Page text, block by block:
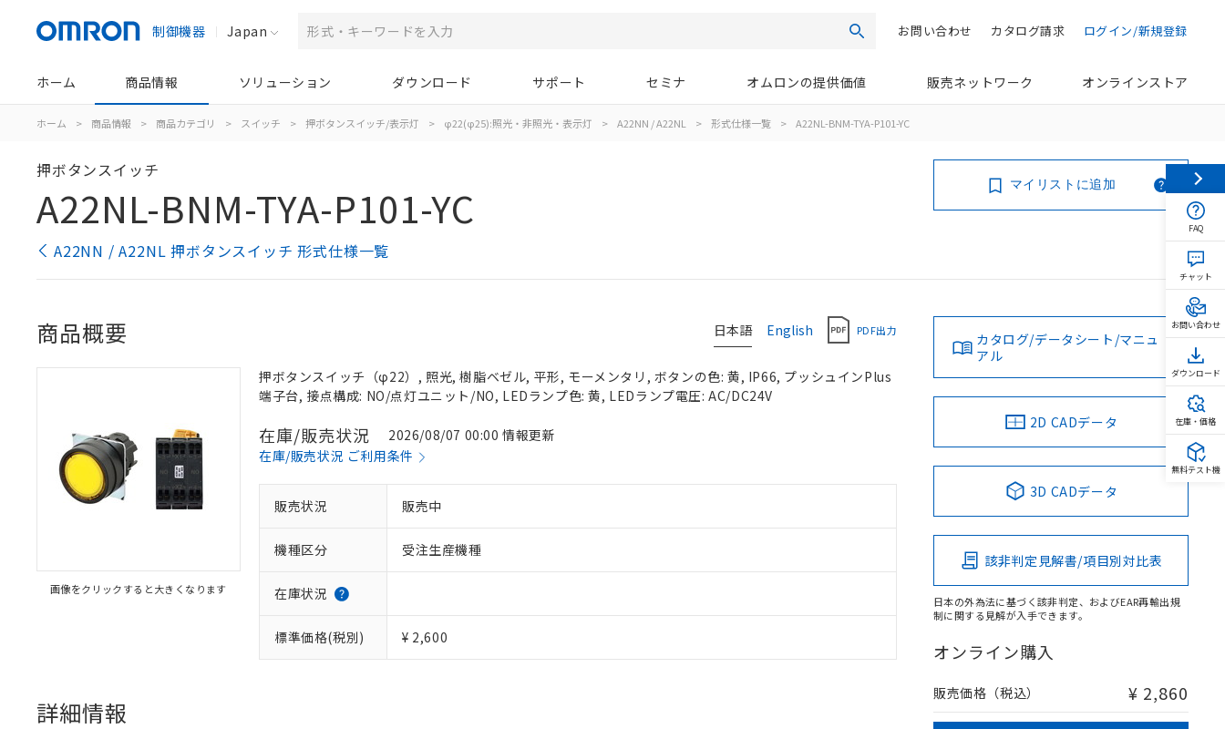
制御機器 Japan 検索 ログイン/新規登録
カタログ請求
お問い合わせ
ホーム 商品情報 ソリューション ダウンロード サポート セミナ オムロンの提供価値 販売ネットワーク オンラインストア
ホーム > 商品情報 > 商品カテゴリ > スイッチ > 押ボタンスイッチ/表示灯 > φ22(φ25):照光・非照光・表示灯 > A22NN / A22NL > 形式仕様一覧 > A22NL-BNM-TYA-P101-YC
押ボタンスイッチ
A22NL-BNM-TYA-P101-YC
A22NN / A22NL 押ボタンスイッチ 形式仕様一覧
マイリストに追加
日本語 English PDF出力
商品概要
画像をクリックすると大きくなります
押ボタンスイッチ（φ22）, 照光, 樹脂ベゼル, 平形, モーメンタリ, ボタンの色: 黄, IP66, プッシュインPlus
端子台, 接点構成: NO/点灯ユニット/NO, LEDランプ色: 黄, LEDランプ電圧: AC/DC24V
在庫/販売状況
2026/08/07 00:00 情報更新
在庫/販売状況 ご利用条件
販売状況 販売中
機種区分 受注生産機種
在庫状況
標準価格(税別) ¥ 2,600
詳細情報
カタログ/データシート/マニュ
アル
2D CADデータ
3D CADデータ
該非判定見解書/項目別対比表
日本の外為法に基づく該非判定、およびEAR再輸出規
制に関する見解が入手できます。
オンライン購入
販売価格（税込） ¥ 2,860
FAQ
チャット
お問い合わせ
ダウンロード
在庫・価格
無料テスト機